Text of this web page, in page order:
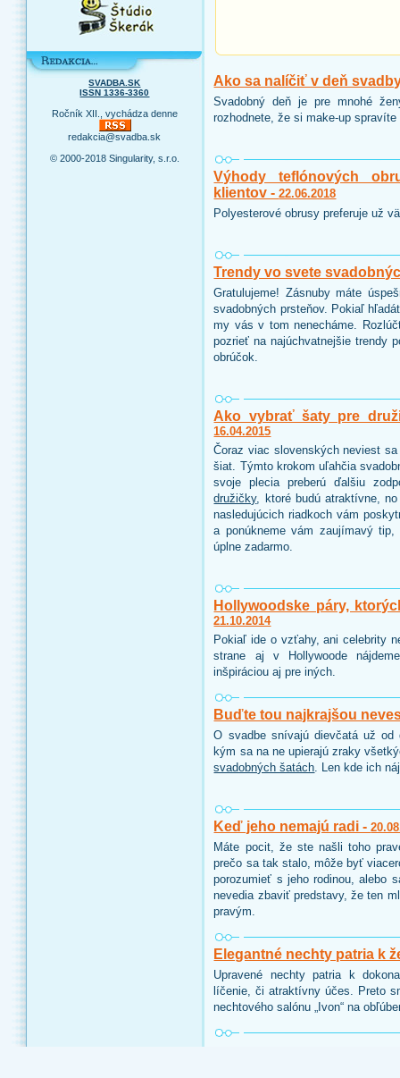
SVADBA.SK
ISSN 1336-3360
Ročník XII., vychádza denne
redakcia@svadba.sk
© 2000-2018 Singularity, s.r.o.
Ako sa nalíčiť v deň
Svadobný deň je pre mnohé
rozhodnete, že si make-up
Výhody teflónových
klientov -22.06.2018
Polyesterové obrusy preferuje už
Trendy vo svete
Gratulujeme! Zásnuby máte
svadobných prsteňov. Pokiaľ
my vás v tom nenecháme.
pozrieť na najúchvatnejšie trendy
obrúčok.
Ako vybrať šaty pre
16.04.2015
Čoraz viac slovenských neviest
šiat. Týmto krokom uľahčia
svoje plecia preberú ďalšiu
družičky, ktoré budú atraktívne,
nasledujúcich riadkoch vám
a ponúkneme vám zaujímavý
úplne zadarmo.
Hollywoodske páry,
21.10.2014
Pokiaľ ide o vzťahy, ani celebrity
strane aj v Hollywoode
inšpiráciou aj pre iných.
Buďte tou najkrajšou
O svadbe snívajú dievčatá už
kým sa na ne upierajú zraky
svadobných šatách. Len kde ich
Keď jeho nemajú radi -
Máte pocit, že ste našli toho
prečo sa tak stalo, môže byť
porozumieť s jeho rodinou, alebo
nevedia zbaviť predstavy, že ten
pravým.
Elegantné nechty patria k
Upravené nechty patria k
líčenie, či atraktívny účes. Preto
nechtového salónu „Ivon“ na